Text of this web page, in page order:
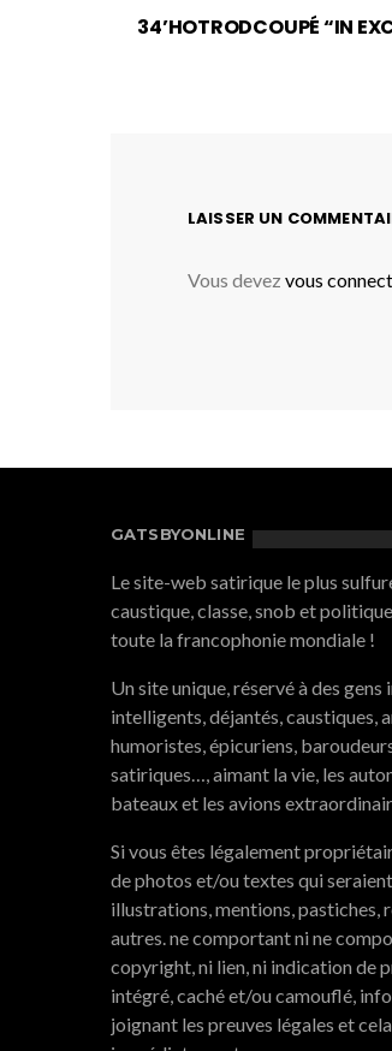
34’HOTRODCOUPÉ “IN
LAISSER UN
Vous devez vous
GATSBYONLINE
Le site-web satirique le plus
caustique, classe, snob et
toute la francophonie mondiale !
Un site unique, réservé à des
intelligents, déjantés, caustiques,
humoristes, épicuriens,
satiriques…, aimant la vie, les
bateaux et les avions
Si vous êtes légalement
de photos et/ou textes qui
illustrations, mentions, pastiches,
autres. ne comportant ni ne
copyright, ni lien, ni indication de
intégré, caché et/ou camouflé,
joignant les preuves légales et